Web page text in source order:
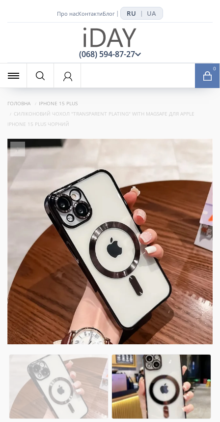
Про насКонтактиБлог | RU | UA
(068) 594-87-27
0
ГОЛОВНА
IPHONE 15 PLUS
СИЛІКОНОВИЙ ЧОХОЛ "TRANSPARENT PLATING" WITH MAGSAFE ДЛЯ APPLE
IPHONE 15 PLUS ЧОРНИЙ
+